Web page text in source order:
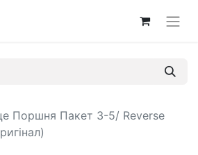
Поршня Пакет 3-5/ Reverse